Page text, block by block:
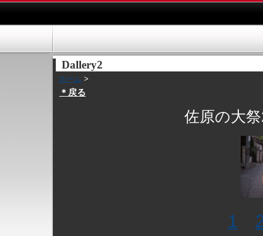
Dallery2
ホーム >
＊戻る
佐原の大
1